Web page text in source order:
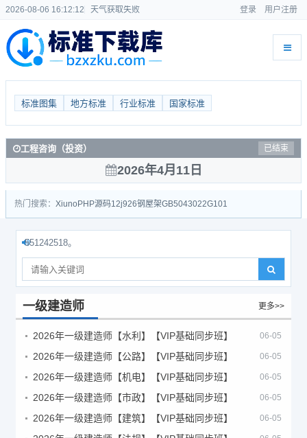
2026-08-06 16:12:13 天气获取失败 登录 用户注册
标准图集 地方标准 行业标准 国家标准
护士执业资格 已结束
2026年4月11日
热门搜索： Xiuno PHP源码12j926钢屋架GB5043022G101
。
一级建造师 更多>>
2026年一级建造师【水利】【VIP基础同步班】 06-05
2026年一级建造师【公路】【VIP基础同步班】 06-05
2026年一级建造师【机电】【VIP基础同步班】 06-05
2026年一级建造师【市政】【VIP基础同步班】 06-05
2026年一级建造师【建筑】【VIP基础同步班】 06-05